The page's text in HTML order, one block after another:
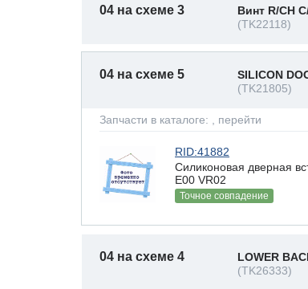
04 на схеме 3
Винт R/CH
(TK22118)
04 на схеме 5
SILICON
(TK21805)
Запчасти в каталоге: , перейти
RID:41882
Силиконовая дверная
E00 VR02
Точное совпадение
04 на схеме 4
LOWER
(TK26333)